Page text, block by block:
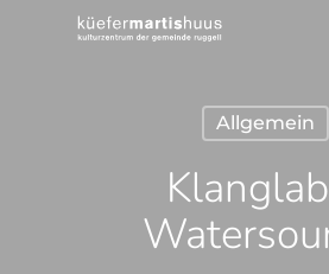
Allgemein